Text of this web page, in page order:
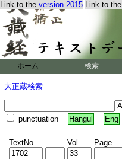
Link to the version 2015 Link to the
ホーム 検索
大正蔵検索
punctuation Hangul Eng
TextNo. Vol. Page